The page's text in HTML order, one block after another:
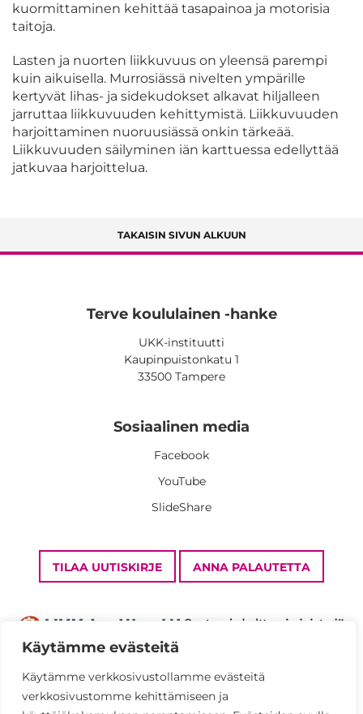
Käytämme evästeitä
Käytämme verkkosivustollamme evästeitä
verkkosivustomme kehittämiseen ja
kuormittaminen kehittää tasapainoa ja motorisia
taitoja.
Lasten ja nuorten liikkuvuus on yleensä parempi
kuin aikuisella. Murrosiässä nivelten ympärille
kertyvät lihas- ja sidekudokset alkavat hiljalleen
jarruttaa liikkuvuuden kehittymistä. Liikkuvuuden
harjoittaminen nuoruusiässä onkin tärkeää.
Liikkuvuuden säilyminen iän karttuessa edellyttää
jatkuvaa harjoittelua.
TAKAISIN SIVUN ALKUUN
Terve koululainen -hanke
UKK-instituutti
Kaupinpuistonkatu 1
33500 Tampere
Sosiaalinen media
Facebook
YouTube
SlideShare
TILAA UUTISKIRJE ANNA PALAUTETTA
Tietosuojaseloste